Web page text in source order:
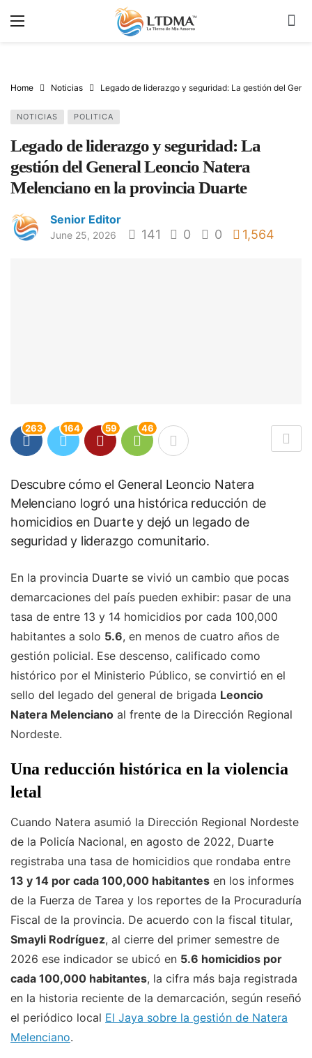
Home Noticias Legado de liderazgo y seguridad: La gestión del
NOTICIAS POLITICA
Legado de liderazgo y seguridad: La
gestión del General Leoncio Natera
Melenciano en la provincia Duarte
Senior Editor
June 25, 2026 141 0 0 1,564
263 164 59 46
Descubre cómo el General Leoncio Natera
Melenciano logró una histórica reducción de
homicidios en Duarte y dejó un legado de
seguridad y liderazgo comunitario.
En la provincia Duarte se vivió un cambio que pocas
demarcaciones del país pueden exhibir: pasar de una
tasa de entre 13 y 14 homicidios por cada 100,000
habitantes a solo 5.6, en menos de cuatro años de
gestión policial. Ese descenso, calificado como
histórico por el Ministerio Público, se convirtió en el
sello del legado del general de brigada Leoncio
Natera Melenciano al frente de la Dirección Regional
Nordeste.
Una reducción histórica en la violencia
letal
Cuando Natera asumió la Dirección Regional Nordeste
de la Policía Nacional, en agosto de 2022, Duarte
registraba una tasa de homicidios que rondaba entre
13 y 14 por cada 100,000 habitantes en los informes
de la Fuerza de Tarea y los reportes de la Procuraduría
Fiscal de la provincia. De acuerdo con la fiscal titular,
Smayli Rodríguez, al cierre del primer semestre de
2026 ese indicador se ubicó en 5.6 homicidios por
cada 100,000 habitantes, la cifra más baja registrada
en la historia reciente de la demarcación, según reseñó
el periódico local El Jaya sobre la gestión de Natera
Melenciano.